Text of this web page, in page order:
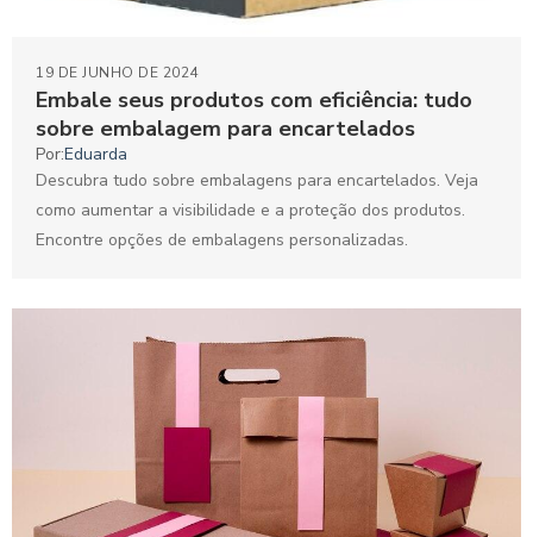
Embale seus produtos com eficiência: tudo
sobre embalagem para encartelados
19 DE JUNHO DE 2024
Por:Eduarda
Descubra tudo sobre embalagens para encartelados. Veja
como aumentar a visibilidade e a proteção dos produtos.
Encontre opções de embalagens personalizadas.